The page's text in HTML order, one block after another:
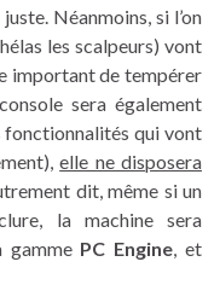
Néanmoins, si l’on
les scalpeurs) vont
important de tempérer
sera également
fonctionnalités qui vont
elle ne disposera
dit, même si un
la machine sera
gamme PC Engine, et